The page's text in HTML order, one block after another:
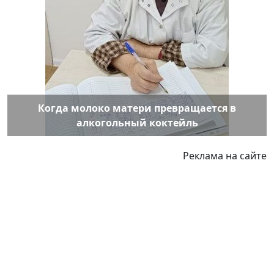
Когда молоко матери превращается в
алкогольный коктейль
Реклама на сайте